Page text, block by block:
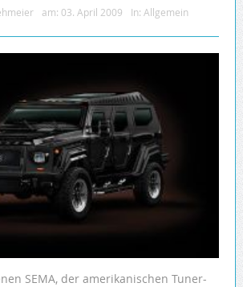
am: 03. April 2009 In: Allgemein
SEMA, der amerikanischen Tuner-